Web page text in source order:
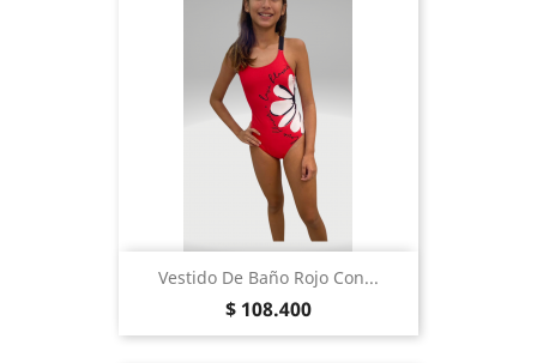
Vestido De Baño Rojo Con...
Precio
$ 108.400